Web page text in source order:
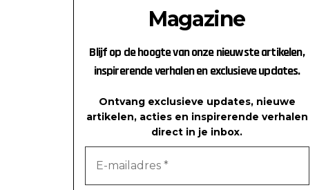
Magazine
Blijf op de hoogte van onze nieuwste artikelen,
inspirerende verhalen en exclusieve updates.
Ontvang exclusieve updates, nieuwe
artikelen, acties en inspirerende verhalen
direct in je inbox.